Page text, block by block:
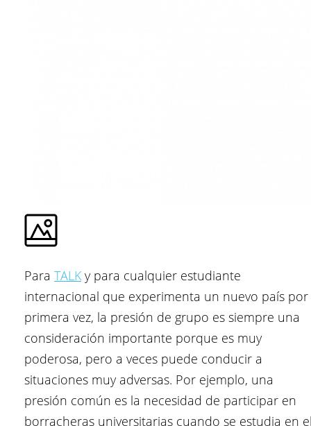
Para TALKy para cualquier estudiante
internacional que experimenta un nuevo país por
primera vez, la presión de grupo es siempre una
consideración importante porque es muy
poderosa, pero a veces puede conducir a
situaciones muy adversas. Por ejemplo, una
presión común es la necesidad de participar en
borracheras universitarias cuando se estudia en